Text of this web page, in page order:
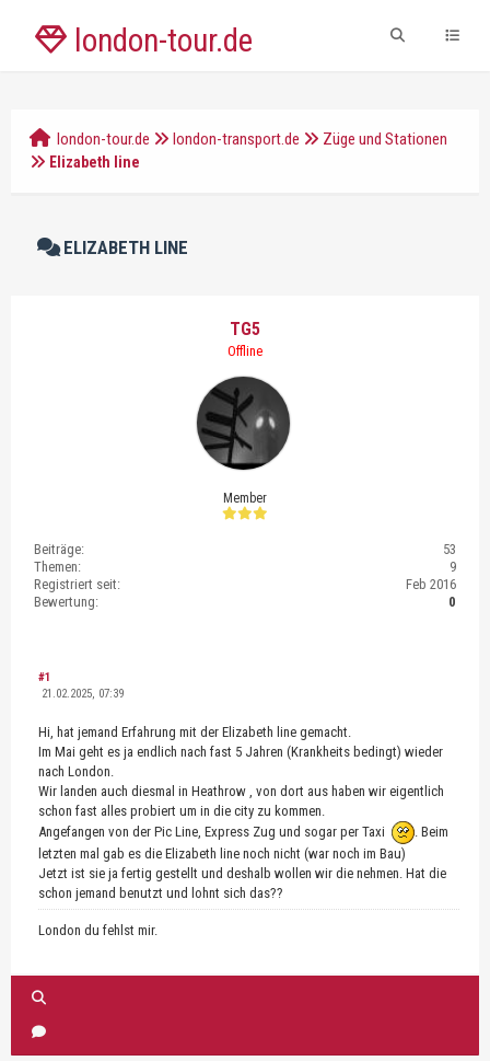
london-tour.de
london-tour.de london-transport.de Züge und Stationen
Elizabeth line
ELIZABETH LINE
TG5
Offline
Member
Beiträge:
53
Themen:
9
Registriert seit:
Feb 2016
Bewertung:
0
#1
21.02.2025, 07:39
Hi, hat jemand Erfahrung mit der Elizabeth line gemacht.
Im Mai geht es ja endlich nach fast 5 Jahren (Krankheits bedingt) wieder
nach London.
Wir landen auch diesmal in Heathrow , von dort aus haben wir eigentlich
schon fast alles probiert um in die city zu kommen.
Angefangen von der Pic Line, Express Zug und sogar per Taxi
. Beim
letzten mal gab es die Elizabeth line noch nicht (war noch im Bau)
Jetzt ist sie ja fertig gestellt und deshalb wollen wir die nehmen. Hat die
schon jemand benutzt und lohnt sich das??
London du fehlst mir.